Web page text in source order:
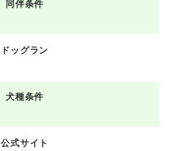
同伴条件
ドッグラン
犬種条件
公式サイト